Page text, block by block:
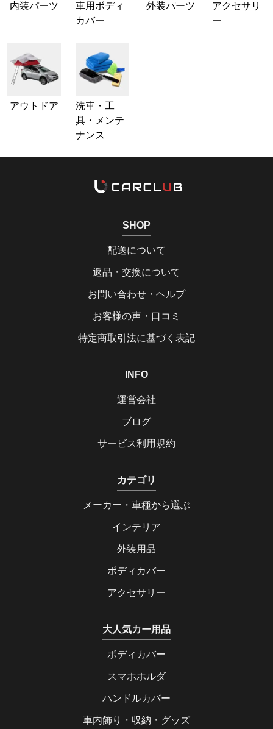
内装パーツ
車用ボディ
カバー
外装パーツ
アクセサリ
ー
アウトドア
洗車・工
具・メンテ
ナンス
SHOP
配送について
返品・交換について
お問い合わせ・ヘルプ
お客様の声・口コミ
特定商取引法に基づく表記
INFO
運営会社
ブログ
サービス利用規約
カテゴリ
メーカー・車種から選ぶ
インテリア
外装用品
ボディカバー
アクセサリー
大人気カー用品
ボディカバー
スマホホルダ
ハンドルカバー
車内飾り・収納・グッズ